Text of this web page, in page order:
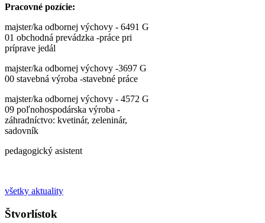
Pracovné pozície:
majster/ka odbornej výchovy - 6491 G
01 obchodná prevádzka -práce pri
príprave jedál
majster/ka odbornej výchovy -3697 G
00 stavebná výroba -stavebné práce
majster/ka odbornej výchovy - 4572 G
09 poľnohospodárska výroba -
záhradníctvo: kvetinár, zeleninár,
sadovník
pedagogický asistent
všetky aktuality
Štvorlístok